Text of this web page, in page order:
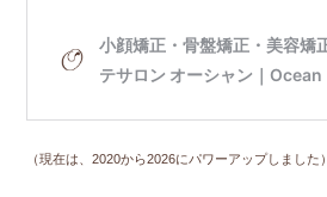
（現在は、2020から2026にパワーアップしました）